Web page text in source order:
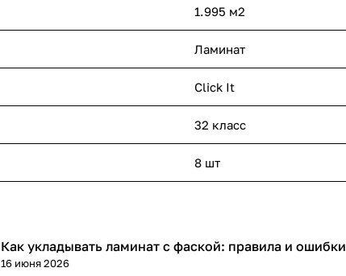
1.995 м2
Ламинат
Click It
32 класс
8 шт
Напольные покрытия
Как укладывать ламинат с фаской: правила и ошибки
16 июня 2026